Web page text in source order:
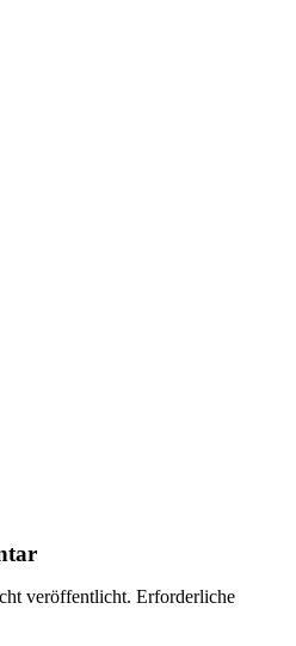
veröffentlicht. Erforderliche